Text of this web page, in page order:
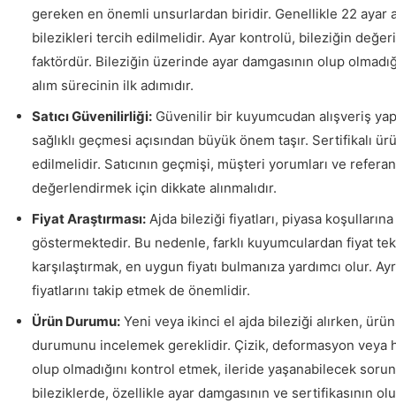
gereken en önemli unsurlardan biridir. Genellikle 22 ayar
bilezikleri tercih edilmelidir. Ayar kontrolü, bileziğin
faktördür. Bileziğin üzerinde ayar damgasının olup
alım sürecinin ilk adımıdır.
Satıcı Güvenilirliği: Güvenilir bir kuyumcudan alışveriş
sağlıklı geçmesi açısından büyük önem taşır. Sertifikalı
edilmelidir. Satıcının geçmişi, müşteri yorumları ve
değerlendirmek için dikkate alınmalıdır.
Fiyat Araştırması: Ajda bileziği fiyatları, piyasa
göstermektedir. Bu nedenle, farklı kuyumculardan fiyat
karşılaştırmak, en uygun fiyatı bulmanıza yardımcı olur.
fiyatlarını takip etmek de önemlidir.
Ürün Durumu: Yeni veya ikinci el ajda bileziği alırken,
durumunu incelemek gereklidir. Çizik, deformasyon veya
olup olmadığını kontrol etmek, ileride yaşanabilecek
bileziklerde, özellikle ayar damgasının ve sertifikasının